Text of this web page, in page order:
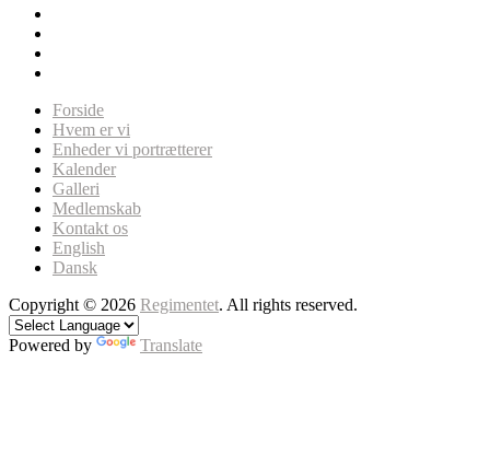
Forside
Hvem er vi
Enheder vi portrætterer
Kalender
Galleri
Medlemskab
Kontakt os
English
Dansk
Copyright © 2026 Regimentet. All rights reserved.
Powered by Translate